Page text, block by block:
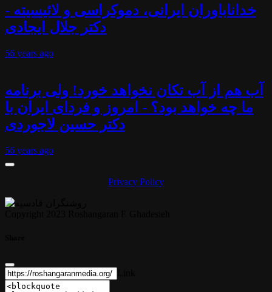
خداناباوران ایرانی، دموکراسی و لائیسیته -
دکتر جلال ایجادی
56 years ago
آب هم از آب تکان نخواهد خورد! ولی برنامه
ما چه خواهد بود؟ - امروز و فردای ایران با
دکتر حسین لاجوردی
56 years ago
Privacy Policy